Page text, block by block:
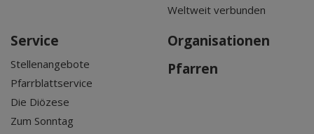
Weltweit verbunden
Service
Stellenangebote
Pfarrblattservice
Die Diözese
Zum Sonntag
Organisationen
Pfarren